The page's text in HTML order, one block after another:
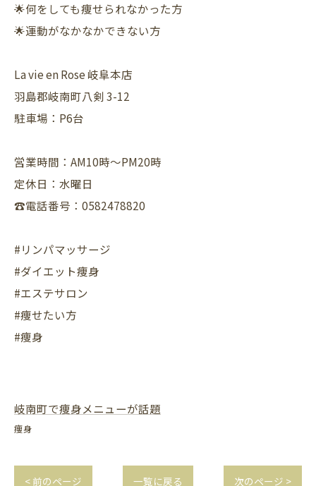
🌟何をしても痩せられなかった方
🌟運動がなかなかできない方
La vie en Rose 岐阜本店
羽島郡岐南町八剣 3-12
駐車場：P6台
営業時間：AM10時〜PM20時
定休日：水曜日
☎️電話番号：0582478820
#リンパマッサージ
#ダイエット痩身
#エステサロン
#痩せたい方
#痩身
岐南町で痩身メニューが話題
痩身
< 前のページ 一覧に戻る 次のページ >